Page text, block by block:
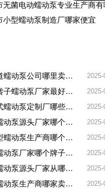
菌电动蠕动泵专业生产商有哪些牌
小型蠕动泵制造厂哪家便宜
2025-
泵公司哪里卖的多一点啊
2025-
泵厂家最好的品牌有哪些
2025-
泵定制厂哪些牌子好一点
2025-
源头厂家哪个品牌好一点
2025-
生产商哪个厂家好用点呢
2025-
泵厂家哪个牌子好用
2025-
头厂家从哪家拿货质量好
2025-
泵生产商哪家卖的好